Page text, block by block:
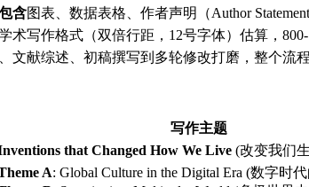
含图表、数据表格、作者声明（Author
术写作格式（双倍行距，12号字体）估算，800-
文献综述、初稿撰写到多轮修改打磨，整个流
写作主题
that Changed How We Live (改变我们
A: Global Culture in the Digital Era (数字时